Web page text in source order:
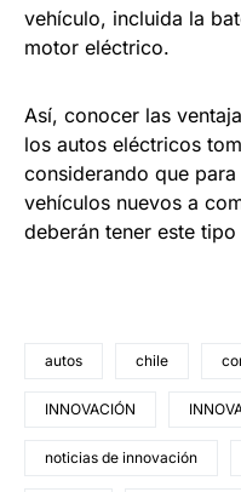
vehículo, incluida la
motor eléctrico.
Así, conocer las
los autos eléctricos
considerando que
vehículos nuevos a
deberán tener este
autos chile
INNOVACIÓN
noticias de innovación